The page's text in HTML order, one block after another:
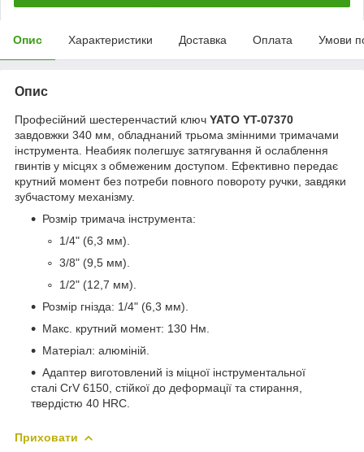
Опис Характеристики Доставка Оплата Умови
Опис
Професійний шестеренчастий ключ YATO YT-07370
завдовжки 340 мм, обладнаний трьома змінними тримачами
інструмента. Неабияк полегшує затягування й ослаблення
гвинтів у місцях з обмеженим доступом. Ефективно передає
крутний момент без потреби повного повороту ручки, завдяки
зубчастому механізму.
Розмір тримача інструмента:
1/4" (6,3 мм).
3/8" (9,5 мм).
1/2" (12,7 мм).
Розмір гнізда: 1/4" (6,3 мм).
Макс. крутний момент: 130 Нм.
Матеріал: алюміній.
Адаптер виготовлений із міцної інструментальної
сталі CrV 6150, стійкої до деформації та стирання,
твердістю 40 HRC.
Приховати